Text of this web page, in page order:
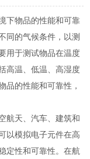
物品的性能和可靠
同的气候条件，以测
用于测试物品在温度
高温、低温、高湿度
品的性能和可靠性，
航天、汽车、建筑和
以模拟电子元件在高
定性和可靠性。在航